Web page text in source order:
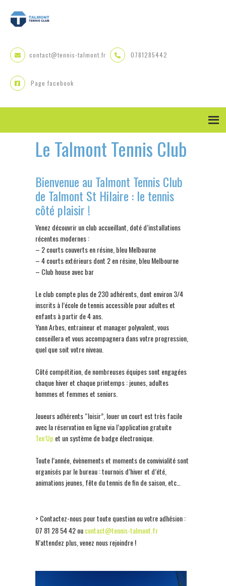
primary
main
primary
contact@tennis-talmont.fr 0781285442
Page facebook
Le Talmont Tennis Club
Bienvenue au Talmont Tennis Club
de Talmont St Hilaire : le tennis
côté plaisir !
Venez découvrir un club accueillant, doté d’installations
récentes modernes :
– 2 courts couverts en résine, bleu Melbourne
– 4 courts extérieurs dont 2 en résine, bleu Melbourne
– Club house avec bar
Le club compte plus de 230 adhérents, dont environ 3/4
inscrits à l’école de tennis accessible pour adultes et
enfants à partir de 4 ans.
Yann Arbes, entraineur et manager polyvalent, vous
conseillera et vous accompagnera dans votre progression,
quel que soit votre niveau.
Côté compétition, de nombreuses équipes sont engagées
chaque hiver et chaque printemps : jeunes, adultes
hommes et femmes et seniors.
Joueurs adhérents “loisir”, louer un court est très facile
avec la réservation en ligne via l’application gratuite
Ten’Up et un système de badge électronique.
Toute l’année, évènements et moments de convivialité sont
organisés par le bureau : tournois d’hiver et d’été,
animations jeunes, fête du tennis de fin de saison, etc…
> Contactez-nous pour toute question ou votre adhésion :
07 81 28 54 42 oucontact@tennis-talmont.fr
N’attendez plus, venez nous rejoindre !